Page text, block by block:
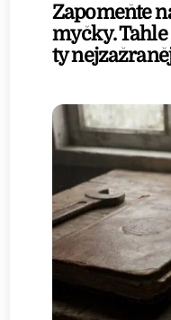
Zapomeňte
myčky.
ty